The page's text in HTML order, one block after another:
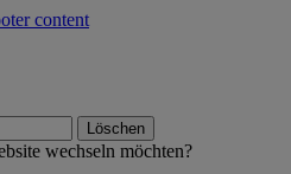
content
Löschen
wechseln möchten?